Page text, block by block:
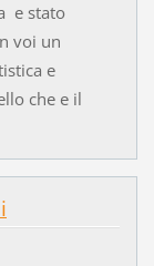
e stato
voi un
e
che e il